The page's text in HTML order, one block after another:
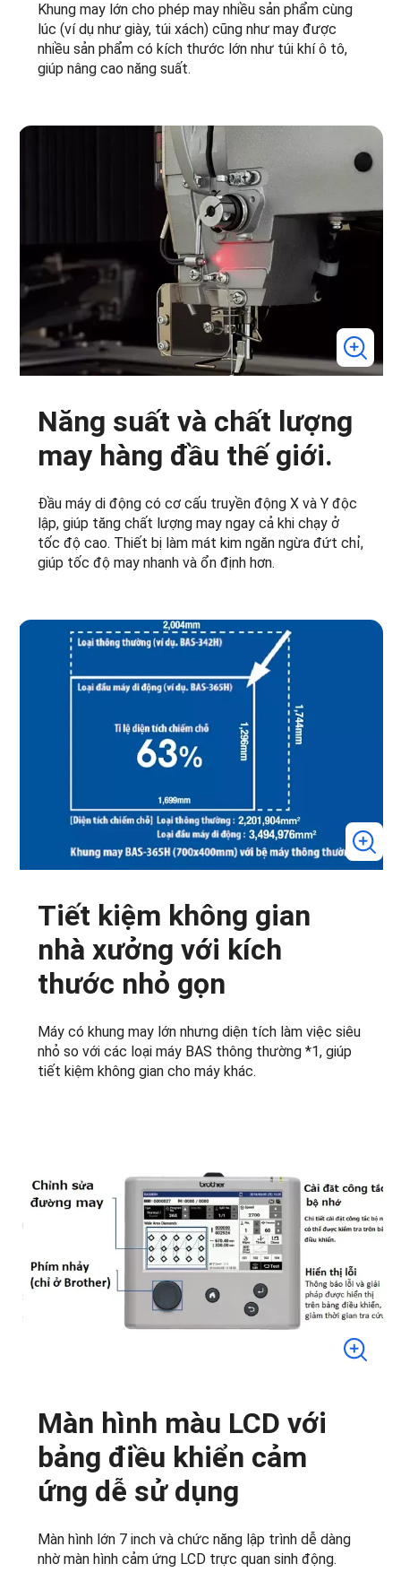
Khung may lớn cho phép may nhiều sản phẩm cùng
lúc (ví dụ như giày, túi xách) cũng như may được
nhiều sản phẩm có kích thước lớn như túi khí ô tô,
giúp nâng cao năng suất.
Năng suất và chất lượng
may hàng đầu thế giới.
Đầu máy di động có cơ cấu truyền động X và Y độc
lập, giúp tăng chất lượng may ngay cả khi chạy ở
tốc độ cao. Thiết bị làm mát kim ngăn ngừa đứt chỉ,
giúp tốc độ may nhanh và ổn định hơn.
Tiết kiệm không gian
nhà xưởng với kích
thước nhỏ gọn
Máy có khung may lớn nhưng diện tích làm việc siêu
nhỏ so với các loại máy BAS thông thường *1, giúp
tiết kiệm không gian cho máy khác.
Màn hình màu LCD với
bảng điều khiển cảm
ứng dễ sử dụng
Màn hình lớn 7 inch và chức năng lập trình dễ dàng
nhờ màn hình cảm ứng LCD trực quan sinh động.